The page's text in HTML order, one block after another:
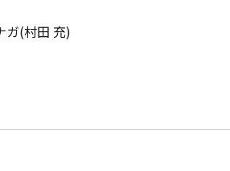
ガ(村田 充)